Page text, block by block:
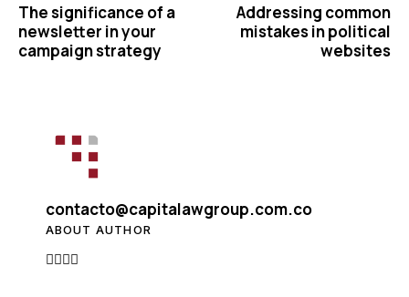
The significance of a
newsletter in your
campaign strategy
Addressing common
mistakes in political
websites
contacto@capitalawgroup.com.co
ABOUT AUTHOR